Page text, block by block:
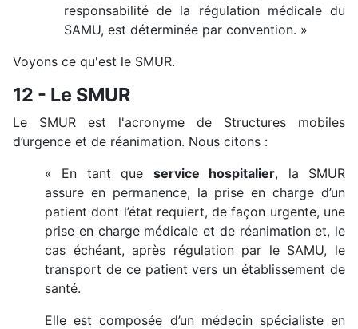
responsabilité de la régulation médicale du
SAMU, est déterminée par convention. »
Voyons ce qu'est le SMUR.
12 - Le SMUR
Le SMUR est l'acronyme de Structures mobiles
d’urgence et de réanimation. Nous citons :
« En tant que service hospitalier, la SMUR
assure en permanence, la prise en charge d’un
patient dont l’état requiert, de façon urgente, une
prise en charge médicale et de réanimation et, le
cas échéant, après régulation par le SAMU, le
transport de ce patient vers un établissement de
santé.
Elle est composée d’un médecin spécialiste en